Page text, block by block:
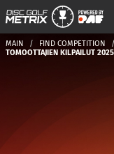
MAIN
FIND COMPETITION
TOMOOTTAJIEN KILPAILUT